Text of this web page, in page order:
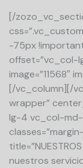
[/
-75px
offset=”vc_col-
image=”11568″
[/vc_column][/
wrapper”
lg-4 vc_col-
nuestros